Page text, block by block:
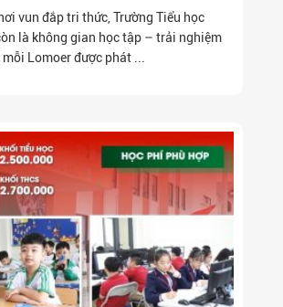
vun đắp tri thức, Trường Tiểu học
là không gian học tập – trải nghiệm
Lomoer được phát ...